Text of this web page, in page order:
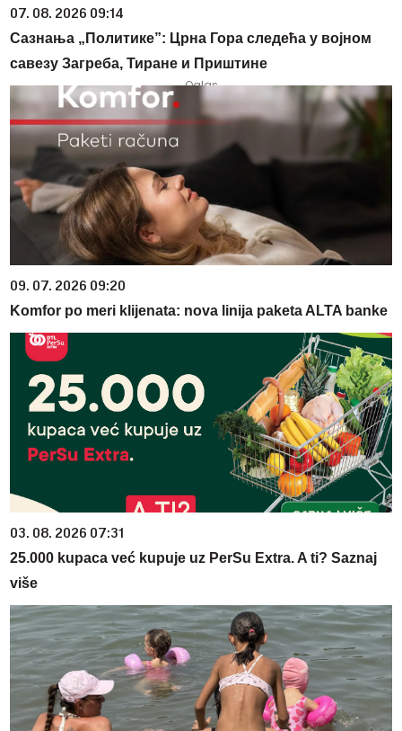
07. 08. 2026 09:14
Сазнања „Политике”: Црна Гора следећа у војном
савезу Загреба, Тиране и Приштине
09. 07. 2026 09:20
Komfor po meri klijenata: nova linija paketa ALTA banke
03. 08. 2026 07:31
25.000 kupaca već kupuje uz PerSu Extra. A ti? Saznaj
više